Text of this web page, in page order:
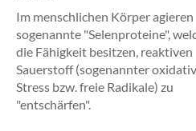
Im menschlichen Körper agieren
sogenannte "Selenproteine",
die Fähigkeit besitzen, reaktiven
Sauerstoff (sogenannter
Stress bzw. freie Radikale) zu
"entschärfen".